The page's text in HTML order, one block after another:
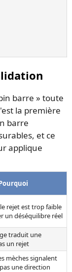
barre » toute
la première
barre
et ce
applique
rejet est trop faible
un déséquilibre réel
traduit une
un rejet
mèches signalent
une direction